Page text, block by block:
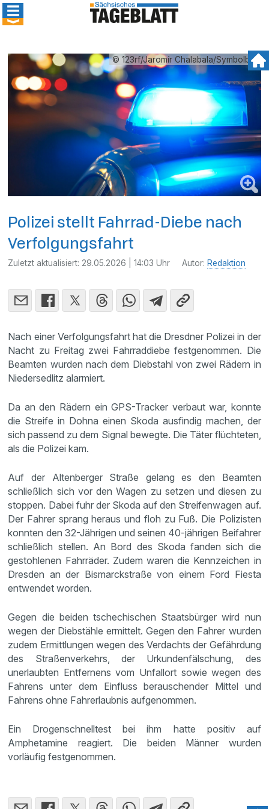
© 123rf/Jaromír Chalabala/Symbolbild
Polizei stellt Fahrrad-Diebe nach
Verfolgungsfahrt
Zuletzt aktualisiert: 29.05.2026 | 14:03 Uhr Autor: Redaktion
Nach einer Verfolgungsfahrt hat die Dresdner Polizei in der
Nacht zu Freitag zwei Fahrraddiebe festgenommen. Die
Beamten wurden nach dem Diebstahl von zwei Rädern in
Niedersedlitz alarmiert.
Da an den Rädern ein GPS-Tracker verbaut war, konnte
die Streife in Dohna einen Skoda ausfindig machen, der
sich passend zu dem Signal bewegte. Die Täter flüchteten,
als die Polizei kam.
Auf der Altenberger Straße gelang es den Beamten
schließlich sich vor den Wagen zu setzen und diesen zu
stoppen. Dabei fuhr der Skoda auf den Streifenwagen auf.
Der Fahrer sprang heraus und floh zu Fuß. Die Polizisten
konnten den 32-Jährigen und seinen 40-jährigen Beifahrer
schließlich stellen. An Bord des Skoda fanden sich die
gestohlenen Fahrräder. Zudem waren die Kennzeichen in
Dresden an der Bismarckstraße von einem Ford Fiesta
entwendet worden.
Gegen die beiden tschechischen Staatsbürger wird nun
wegen der Diebstähle ermittelt. Gegen den Fahrer wurden
zudem Ermittlungen wegen des Verdachts der Gefährdung
des Straßenverkehrs, der Urkundenfälschung, des
unerlaubten Entfernens vom Unfallort sowie wegen des
Fahrens unter dem Einfluss berauschender Mittel und
Fahrens ohne Fahrerlaubnis aufgenommen.
Ein Drogenschnelltest bei ihm hatte positiv auf
Amphetamine reagiert. Die beiden Männer wurden
vorläufig festgenommen.